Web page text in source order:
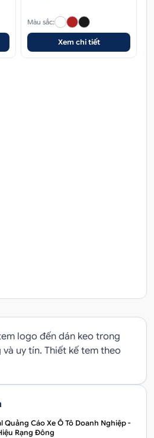
Màu sắc:
Xem chi tiết
logo đến dán keo trong
uy tín. Thiết kế tem theo
Quảng Cáo Xe Ô Tô Doanh Nghiệp -
Rạng Đông